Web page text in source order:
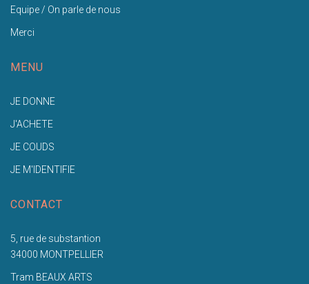
Equipe / On parle de nous
Merci
MENU
JE DONNE
J'ACHETE
JE COUDS
JE M'IDENTIFIE
CONTACT
5, rue de substantion
34000 MONTPELLIER
Tram BEAUX ARTS